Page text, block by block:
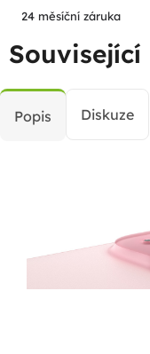
24 měsíční záruka
Popis Diskuze